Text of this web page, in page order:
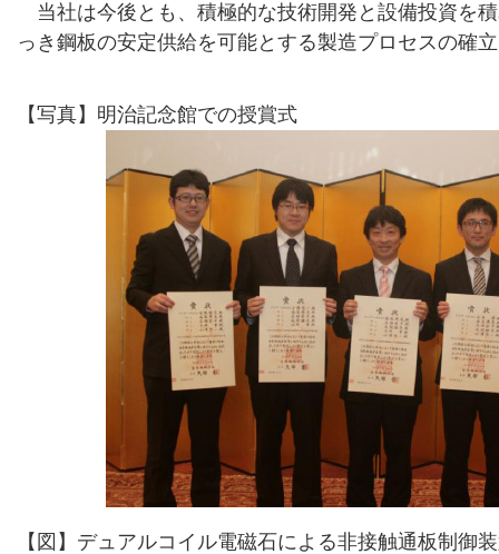
当社は今後とも、積極的な技術開発と設備投資を
っき鋼板の安定供給を可能とする製造プロセスの確
【写真】明治記念館での授賞式
【図】デュアルコイル電磁石による非接触通板制御